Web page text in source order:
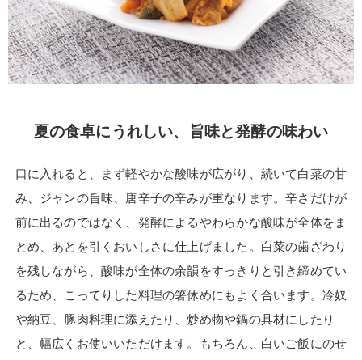
夏の食卓にうれしい、旨味と発酵の味わい
口に入れると、まず軽やかな酸味が広がり、続いて白菜の甘
み、ジャンの旨味、唐辛子の辛みが重なります。辛さだけが
前に出るのではなく、発酵によるやわらかな酸味が全体をま
とめ、あとを引くおいしさに仕上げました。白菜の歯ざわり
を残しながら、酸味が全体の余韻をすっきりと引き締めてい
るため、こってりした料理の箸休めにもよく合います。冷奴
や納豆、豚肉料理に添えたり、炒め物や鍋の具材にしたり
と、幅広くお使いいただけます。もちろん、白いご飯にのせ